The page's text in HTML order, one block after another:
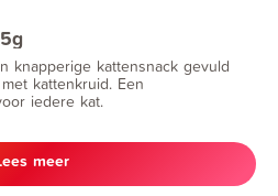
knapperige kattensnack gevuld
kattenkruid. Een
iedere kat.
meer